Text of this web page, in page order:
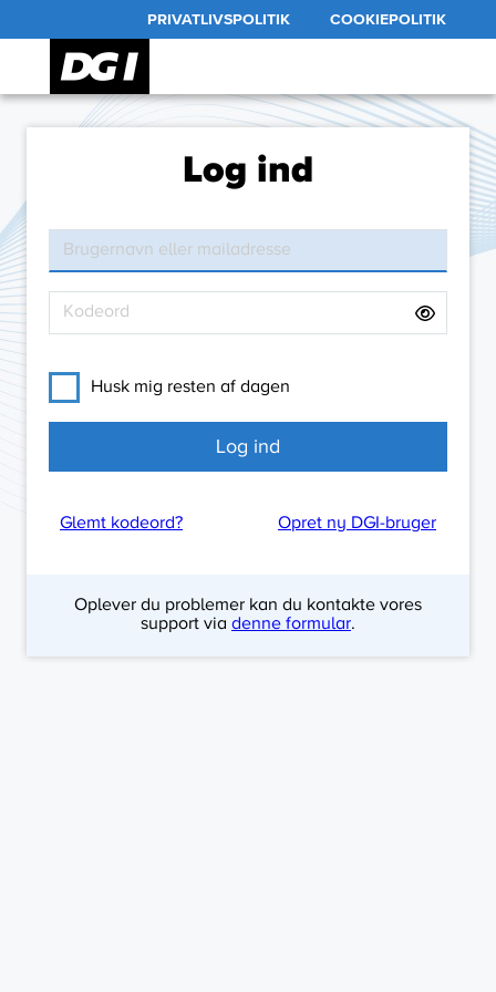
PRIVATLIVSPOLITIK COOKIEPOLITIK
Log ind
Husk mig resten af dagen
Glemt kodeord? Opret ny DGI-bruger
Oplever du problemer kan du kontakte vores
support via denne formular.